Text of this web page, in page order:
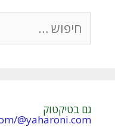
חיפוש:
גם בטיקטוק
@yaharoni.com